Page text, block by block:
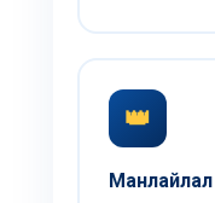
👑
Манлайлал